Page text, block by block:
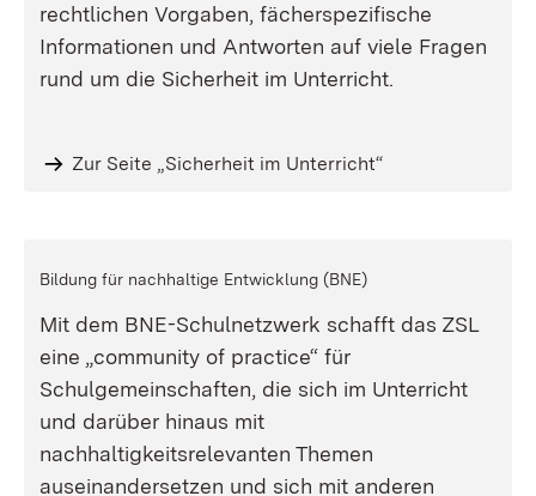
rechtlichen Vorgaben, fächerspezifische
Informationen und Antworten auf viele Fragen
rund um die Sicherheit im Unterricht.
Zur Seite „Sicherheit im Unterricht“
Bildung für nachhaltige Entwicklung (BNE)
Mit dem BNE-Schulnetzwerk schafft das ZSL
eine „community of practice“ für
Schulgemeinschaften, die sich im Unterricht
und darüber hinaus mit
nachhaltigkeitsrelevanten Themen
auseinandersetzen und sich mit anderen